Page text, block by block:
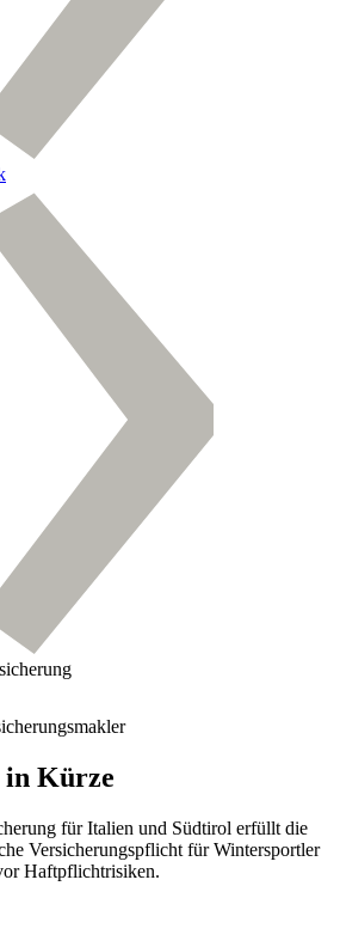
in Kürze
für Italien und Südtirol erfüllt die
Versicherungspflicht für Wintersportler
Haftpflichtrisiken.